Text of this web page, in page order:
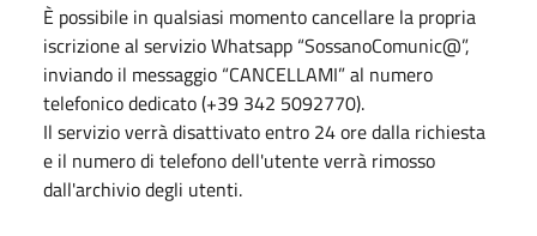
È possibile in qualsiasi momento cancellare la propria
iscrizione al servizio Whatsapp “SossanoComunic@”,
inviando il messaggio “CANCELLAMI” al numero
telefonico dedicato (+39 342 5092770).
Il servizio verrà disattivato entro 24 ore dalla richiesta
e il numero di telefono dell'utente verrà rimosso
dall'archivio degli utenti.